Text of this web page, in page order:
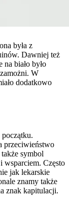
była z
Dawniej też
biało było
W
dodatkowo
przeciwieństwo
symbol
wsparciem. Często
jak lekarskie
znamy także
znak kapitulacji.